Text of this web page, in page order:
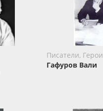
Писатели, Герои
Гафуров Вали